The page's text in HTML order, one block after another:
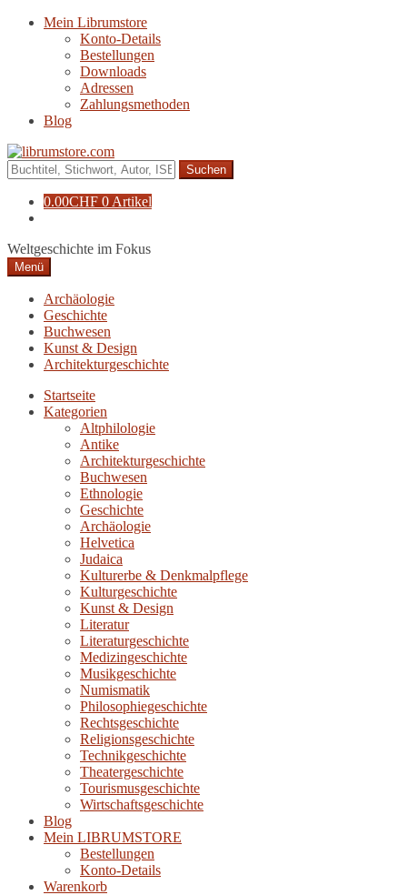
Navigation
Zum
Mein Librumstore
Konto-Details
Bestellungen
Downloads
Adressen
Zahlungsmethoden
Blog
Suche
nach:
0.00CHF 0 Artikel
Weltgeschichte im Fokus
Menü
Archäologie
Geschichte
Buchwesen
Kunst & Design
Architekturgeschichte
Startseite
Kategorien
Altphilologie
Antike
Architekturgeschichte
Buchwesen
Ethnologie
Geschichte
Archäologie
Helvetica
Judaica
Kulturerbe & Denkmalpflege
Kulturgeschichte
Kunst & Design
Literatur
Literaturgeschichte
Medizingeschichte
Musikgeschichte
Numismatik
Philosophiegeschichte
Rechtsgeschichte
Religionsgeschichte
Technikgeschichte
Theatergeschichte
Tourismusgeschichte
Wirtschaftsgeschichte
Blog
Mein LIBRUMSTORE
Bestellungen
Konto-Details
Warenkorb